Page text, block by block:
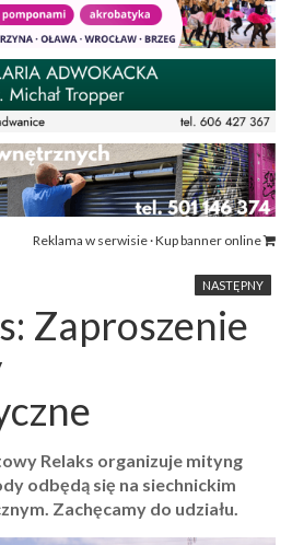
Reklama w serwisie · Kup banner online
NASTĘPNY
Zaproszenie
Relaks organizuje mityng
odbędą się na siechnickim
Zachęcamy do udziału.